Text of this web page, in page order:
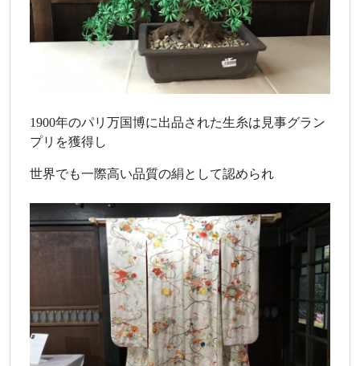
1900年のパリ万国博に出品された生糸は見事グラン
プリを獲得し
世界でも一際高い品質の絹として認められ